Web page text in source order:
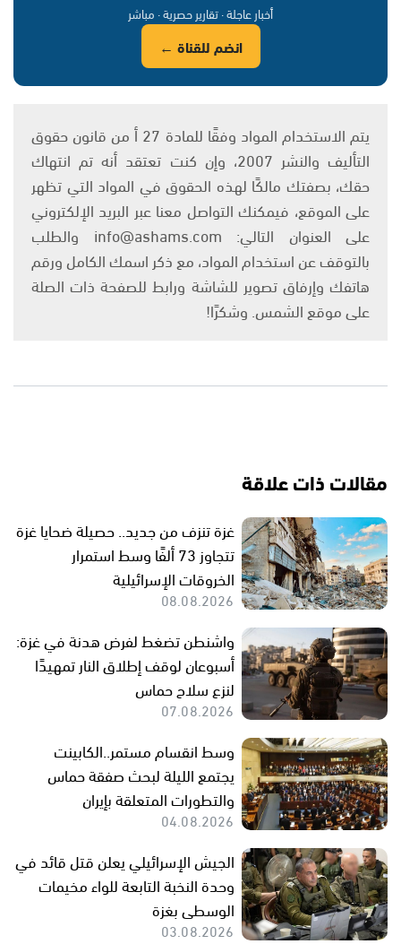
أخبار عاجلة · تقارير حصرية · مباشر
انضم للقناة ←
يتم الاستخدام المواد وفقًا للمادة 27 أ من قانون حقوق
التأليف والنشر 2007، وإن كنت تعتقد أنه تم انتهاك
حقك، بصفتك مالكًا لهذه الحقوق في المواد التي تظهر
على الموقع، فيمكنك التواصل معنا عبر البريد الإلكتروني
على العنوان التالي: info@ashams.com والطلب
بالتوقف عن استخدام المواد، مع ذكر اسمك الكامل ورقم
هاتفك وإرفاق تصوير للشاشة ورابط للصفحة ذات الصلة
على موقع الشمس. وشكرًا!
مقالات ذات علاقة
غزة تنزف من جديد.. حصيلة ضحايا غزة
تتجاوز 73 ألفًا وسط استمرار
الخروقات الإسرائيلية
08.08.2026
واشنطن تضغط لفرض هدنة في غزة:
أسبوعان لوقف إطلاق النار تمهيدًا
لنزع سلاح حماس
07.08.2026
وسط انقسام مستمر..الكابينت
يجتمع الليلة لبحث صفقة حماس
والتطورات المتعلقة بإيران
04.08.2026
الجيش الإسرائيلي يعلن قتل قائد في
وحدة النخبة التابعة للواء مخيمات
الوسطى بغزة
03.08.2026